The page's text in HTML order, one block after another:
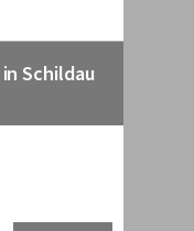
Schildau